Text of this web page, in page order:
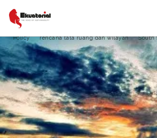
Insitut Teknologi Bandung
pengkaplingan dan komersialisasi wilayah pesisir
Policy rencana tata ruang dan wilayah South